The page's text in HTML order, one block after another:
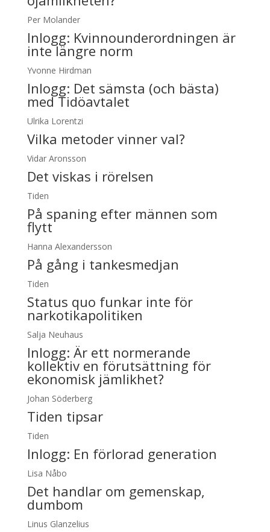
Per Molander
Inlogg: Kvinnounderordningen är
inte längre norm
Yvonne Hirdman
Inlogg: Det sämsta (och bästa)
med Tidöavtalet
Ulrika Lorentzi
Vilka metoder vinner val?
Vidar Aronsson
Det viskas i rörelsen
Tiden
På spaning efter männen som
flytt
Hanna Alexandersson
På gång i tankesmedjan
Tiden
Status quo funkar inte för
narkotikapolitiken
Salja Neuhaus
Inlogg: Är ett normerande
kollektiv en förutsättning för
ekonomisk jämlikhet?
Johan Söderberg
Tiden tipsar
Tiden
Inlogg: En förlorad generation
Lisa Nåbo
Det handlar om gemenskap,
dumbom
Linus Glanzelius